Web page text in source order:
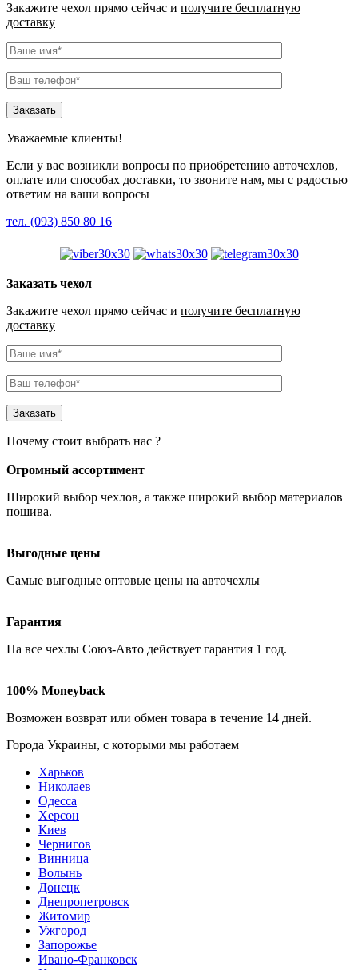
Закажите чехол прямо сейчас и получите бесплатную
доставку
Уважаемые клиенты!
Если у вас возникли вопросы по приобретению авточехлов,
оплате или способах доставки, то звоните нам, мы с радостью
ответим на ваши вопросы
тел. (093) 850 80 16
Заказать чехол
Закажите чехол прямо сейчас и получите бесплатную
доставку
Почему стоит выбрать нас ?
Огромный ассортимент
Широкий выбор чехлов, а также широкий выбор материалов
пошива.
Выгодные цены
Самые выгодные оптовые цены на авточехлы
Гарантия
На все чехлы Союз-Авто действует гарантия 1 год.
100% Moneyback
Возможен возврат или обмен товара в течение 14 дней.
Города Украины, c которыми мы работаем
Харьков
Николаев
Одесса
Херсон
Киев
Чернигов
Винница
Волынь
Донецк
Днепропетровск
Житомир
Ужгород
Запорожье
Ивано-Франковск